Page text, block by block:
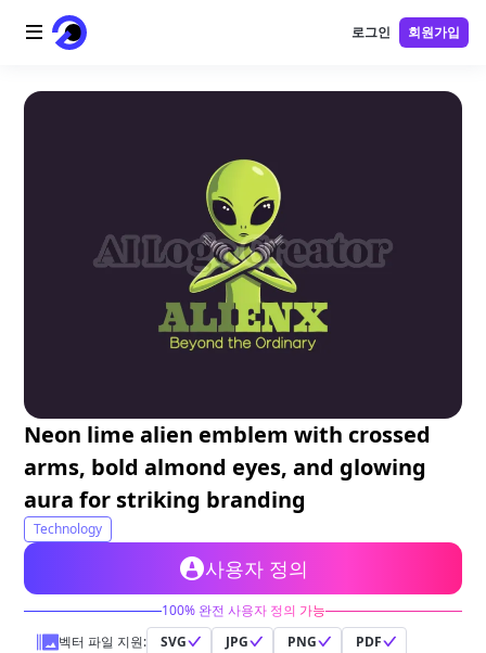
홈
AI 비디오
블로그
무료 도구
로그인 회원가입
Neon lime alien emblem with crossed
arms, bold almond eyes, and glowing
aura for striking branding
Technology
사용자 정의
100% 완전 사용자 정의 가능
벡터 파일 지원:
SVG JPG PNG PDF